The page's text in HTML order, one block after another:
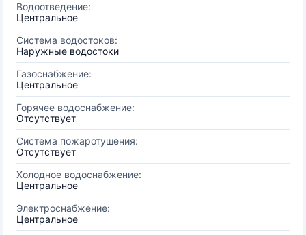
Водоотведение:
Центральное
Система водостоков:
Наружные водостоки
Газоснабжение:
Центральное
Горячее водоснабжение:
Отсутствует
Система пожаротушения:
Отсутствует
Холодное водоснабжение:
Центральное
Электроснабжение:
Центральное